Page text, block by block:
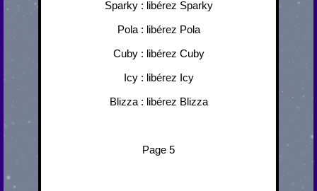
Sparky : libérez Sparky
Pola : libérez Pola
Cuby : libérez Cuby
Icy : libérez Icy
Blizza : libérez Blizza
Page 5